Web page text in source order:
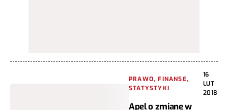
PRAWO, FINANSE,
STATYSTYKI
16
LUT
2018
Apel o zmianę w